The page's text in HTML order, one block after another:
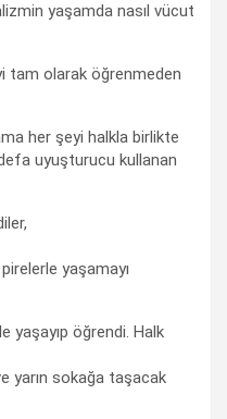
yaşamda nasıl vücut
tam olarak öğrenmeden
her şeyi halkla birlikte
uyuşturucu kullanan
yaşamayı
yaşayıp öğrendi. Halk
yarın sokağa taşacak